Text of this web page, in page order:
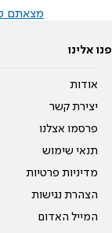
מצאתם
פנו אלינו
אודות
יצירת קשר
פרסמו אצלנו
תנאי שימוש
מדיניות פרטיות
הצהרת נגישות
המייל האדום